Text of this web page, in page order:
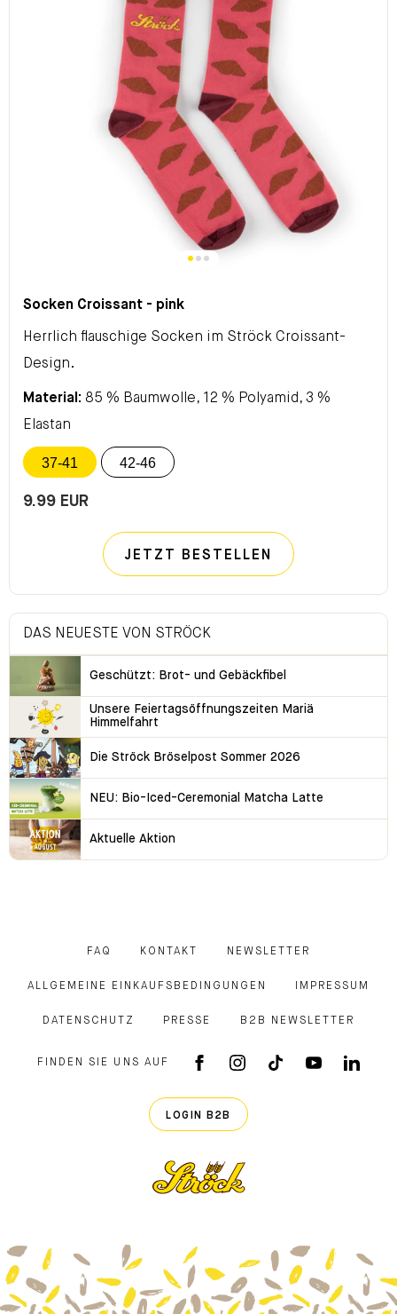
Socken Croissant - pink
Herrlich flauschige Socken im Ströck Croissant-
Design.
Material: 85 % Baumwolle, 12 % Polyamid, 3 %
Elastan
37-41 42-46
9.99 EUR
JETZT BESTELLEN
DAS NEUESTE VON STRÖCK
Geschützt: Brot- und Gebäckfibel
Unsere Feiertagsöffnungszeiten Mariä
Himmelfahrt
Die Ströck Bröselpost Sommer 2026
NEU: Bio-Iced-Ceremonial Matcha Latte
Aktuelle Aktion
FAQ KONTAKT NEWSLETTER
ALLGEMEINE EINKAUFSBEDINGUNGEN IMPRESSUM
DATENSCHUTZ PRESSE B2B NEWSLETTER
FINDEN SIE UNS AUF
FACEBOOK APP
INSTAGRAM
TIKTOKYOUTUBE
LOGIN B2B